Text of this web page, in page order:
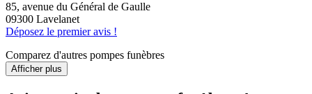
85, avenue du Général de Gaulle
09300 Lavelanet
Déposez le premier avis !
Comparez d'autres pompes funèbres
Afficher plus